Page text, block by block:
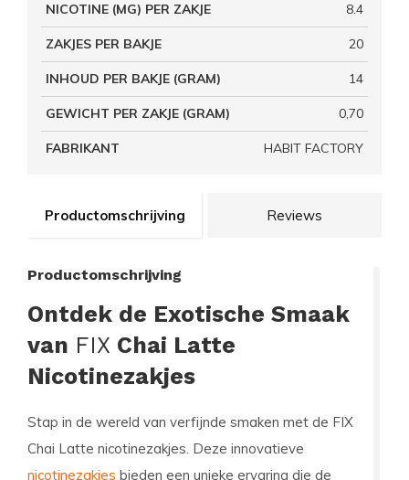
Productomschrijving Reviews
Productomschrijving
Ontdek de Exotische Smaak
van FIX Chai Latte
Nicotinezakjes
Stap in de wereld van verfijnde smaken met de FIX
Chai Latte nicotinezakjes. Deze innovatieve
nicotinezakjes bieden een unieke ervaring die de
NICOTINE (MG) PER ZAKJE 8.4
ZAKJES PER BAKJE 20
INHOUD PER BAKJE (GRAM) 14
GEWICHT PER ZAKJE (GRAM) 0,70
FABRIKANT HABIT FACTORY